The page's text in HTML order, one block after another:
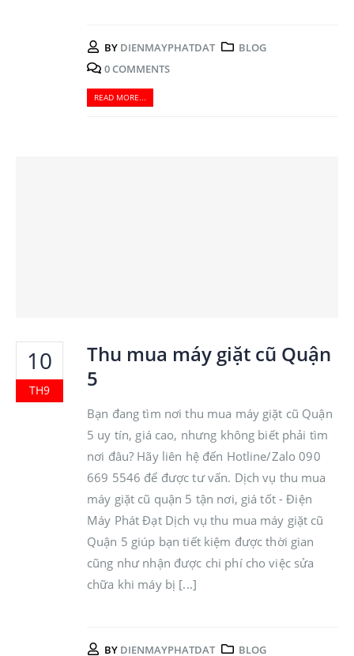
BY DIENMAYPHATDAT
BLOG
0 COMMENTS
READ MORE...
10
TH9
Thu mua máy giặt cũ Quận
5
Bạn đang tìm nơi thu mua máy giặt cũ Quận
5 uy tín, giá cao, nhưng không biết phải tìm
nơi đâu? Hãy liên hệ đến Hotline/Zalo 090
669 5546 để được tư vấn. Dịch vụ thu mua
máy giặt cũ quận 5 tận nơi, giá tốt - Điện
Máy Phát Đạt Dịch vụ thu mua máy giặt cũ
Quận 5 giúp bạn tiết kiệm được thời gian
cũng như nhận được chi phí cho việc sửa
chữa khi máy bị [...]
BY DIENMAYPHATDAT BLOG